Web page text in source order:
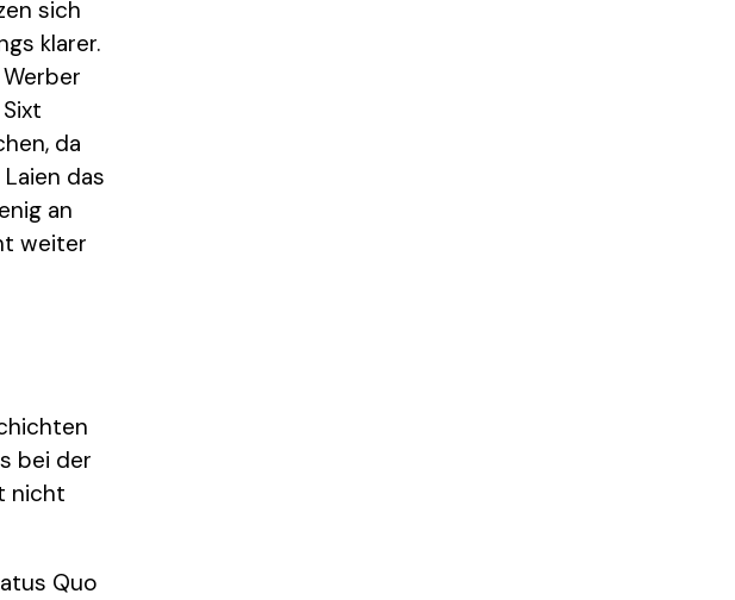
sich
klarer.
da
das
an
weiter
bei der
nicht
Quo